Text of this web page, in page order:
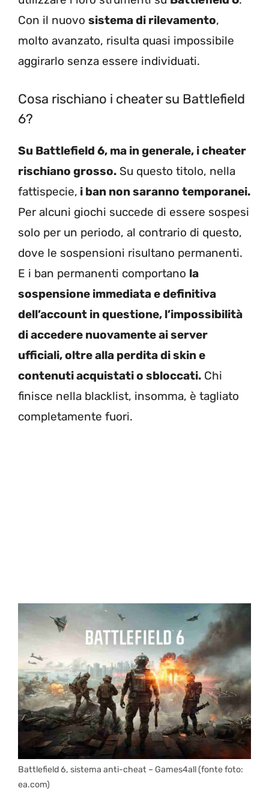
Con il nuovo sistema di rilevamento,
molto avanzato, risulta quasi impossibile
aggirarlo senza essere individuati.
Cosa rischiano i cheater su Battlefield
6?
Su Battlefield 6, ma in generale, i cheater
rischiano grosso. Su questo titolo, nella
fattispecie, i ban non saranno temporanei.
Per alcuni giochi succede di essere sospesi
solo per un periodo, al contrario di questo,
dove le sospensioni risultano permanenti.
E i ban permanenti comportano la
sospensione immediata e definitiva
dell’account in questione, l’impossibilità
di accedere nuovamente ai server
ufficiali, oltre alla perdita di skin e
contenuti acquistati o sbloccati. Chi
finisce nella blacklist, insomma, è tagliato
completamente fuori.
Battlefield 6, sistema anti-cheat – Games4all (fonte foto:
ea.com)